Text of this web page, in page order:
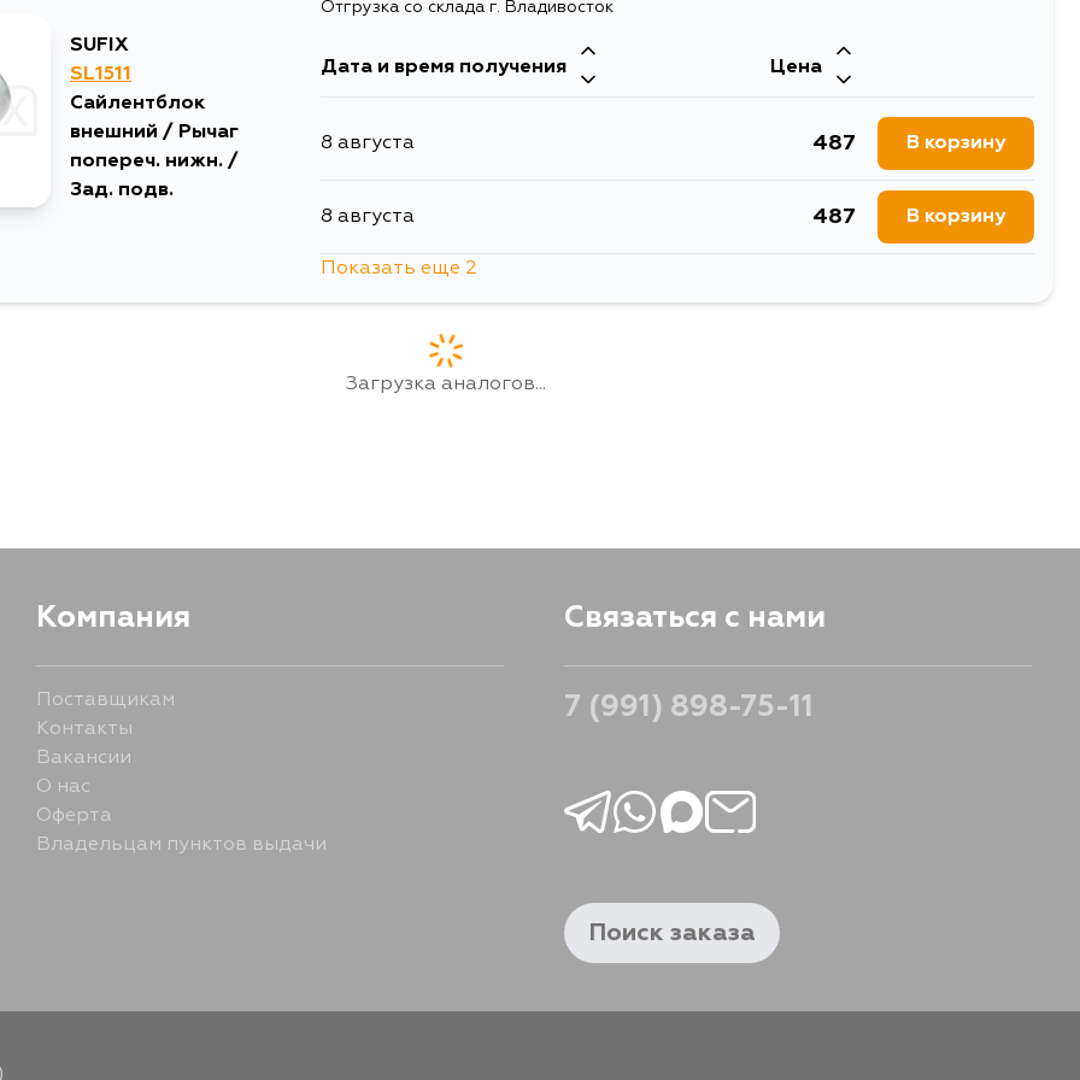
SUFIX
SL1511
Сайлентблок
внешний / Рычаг
попереч. нижн. /
Зад. подв.
Отгрузка со склада г. Владивосток
Дата и время получения Цена
8 августа 487 В корзину
8 августа 487 В корзину
Показать еще 2
Загрузка аналогов...
Компания
Поставщикам
Контакты
Вакансии
О нас
Оферта
Владельцам пунктов выдачи
Связаться с нами
7 (991) 898-75-11
Поиск заказа